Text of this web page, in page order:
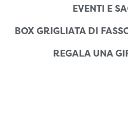
EVENTI E
BOX GRIGLIATA DI
REGALA UNA